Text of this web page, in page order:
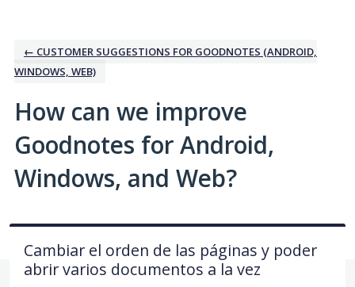
← CUSTOMER SUGGESTIONS FOR GOODNOTES (ANDROID,
WINDOWS, WEB)
How can we improve
Goodnotes for Android,
Windows, and Web?
Cambiar el orden de las páginas y poder
abrir varios documentos a la vez